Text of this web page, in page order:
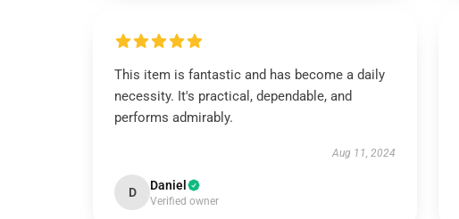
This item is fantastic and has become a daily
necessity. It's practical, dependable, and
performs admirably.
Aug 11, 2024
D Daniel
Verified owner